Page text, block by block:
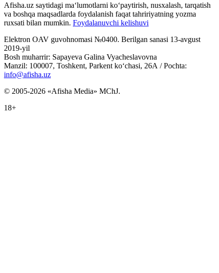
Afisha.uz saytidagi ma‘lumotlarni ko‘paytirish, nusxalash, tarqatish
va boshqa maqsadlarda foydalanish faqat tahririyatning yozma
ruxsati bilan mumkin. Foydalanuvchi kelishuvi
Elektron OAV guvohnomasi №0400. Berilgan sanasi 13-avgust
2019-yil
Bosh muharrir: Sapayeva Galina Vyacheslavovna
Manzil: 100007, Toshkent, Parkent ko‘chasi, 26А / Pochta:
info@afisha.uz
© 2005-2026 «Afisha Media» MChJ.
18+